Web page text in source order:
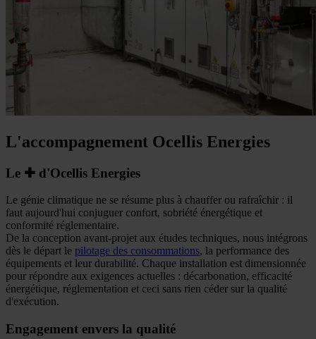
L'accompagnement Ocellis Energies
Le ✚ d'Ocellis Energies
Le génie climatique ne se résume plus à chauffer ou rafraîchir : il
faut aujourd'hui conjuguer confort, sobriété énergétique et
conformité réglementaire.
De la conception avant-projet aux études techniques, nous intégrons
dès le départ le pilotage des consommations, la performance des
équipements et leur durabilité. Chaque installation est dimensionnée
pour répondre aux exigences actuelles : décarbonation, efficacité
énergétique, réglementation et ceci sans rien céder sur la qualité
d'exécution.
Engagement envers la qualité